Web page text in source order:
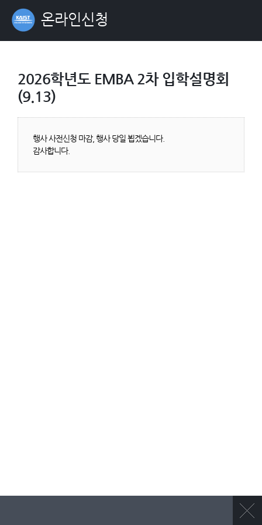
온라인신청
2026학년도 EMBA 2차 입학설명회
(9.13)
행사 사전신청 마감, 행사 당일 뵙겠습니다.
감사합니다.